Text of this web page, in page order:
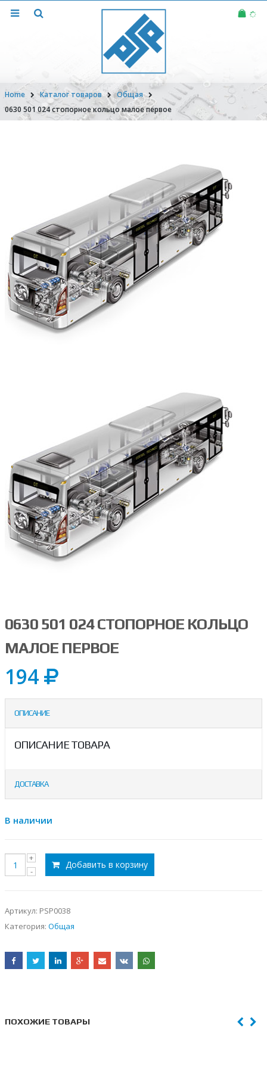
Home Каталог товаров
Общая
0630 501 024 стопорное кольцо малое первое
0630 501 024 СТОПОРНОЕ КОЛЬЦО
МАЛОЕ ПЕРВОЕ
194
ОПИСАНИЕ
ОПИСАНИЕ ТОВАРА
ДОСТАВКА
В наличии
Добавить в корзину
Артикул: PSP0038
Категория: Общая
ПОХОЖИЕ ТОВАРЫ